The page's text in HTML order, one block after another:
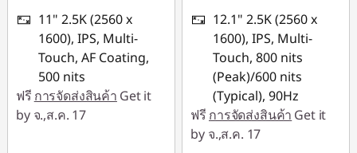
11" 2.5K (2560 x
1600), IPS, Multi-
Touch, AF Coating,
500 nits
ฟรี การจัดส่งสินค้า Get it
by จ.,ส.ค. 17
12.1" 2.5K (2560 x
1600), IPS, Multi-
Touch, 800 nits
(Peak)/600 nits
(Typical), 90Hz
ฟรี การจัดส่งสินค้า Get it
by จ.,ส.ค. 17